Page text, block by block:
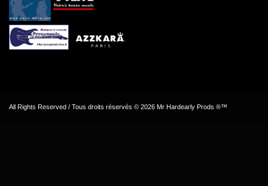
All Rights Reserved / Tous droits réservés © 2026 Mr Hardearly Prods ®™